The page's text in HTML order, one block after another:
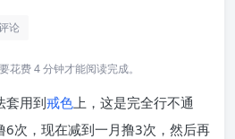
论
花费 4 分钟才能阅读完成。
套用到戒色上，这是完全行不通
6次，现在减到一月撸3次，然后再